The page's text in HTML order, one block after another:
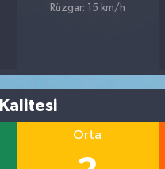
Rüzgar: 15 km/h
Orta